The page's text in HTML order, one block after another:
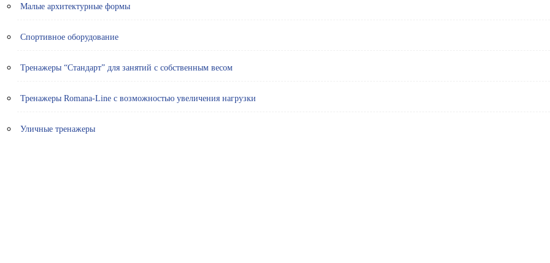
Малые архитектурные формы
Спортивное оборудование
Тренажеры “Стандарт” для занятий с собственным весом
Тренажеры Romana-Line с возможностью увеличения нагрузки
Уличные тренажеры